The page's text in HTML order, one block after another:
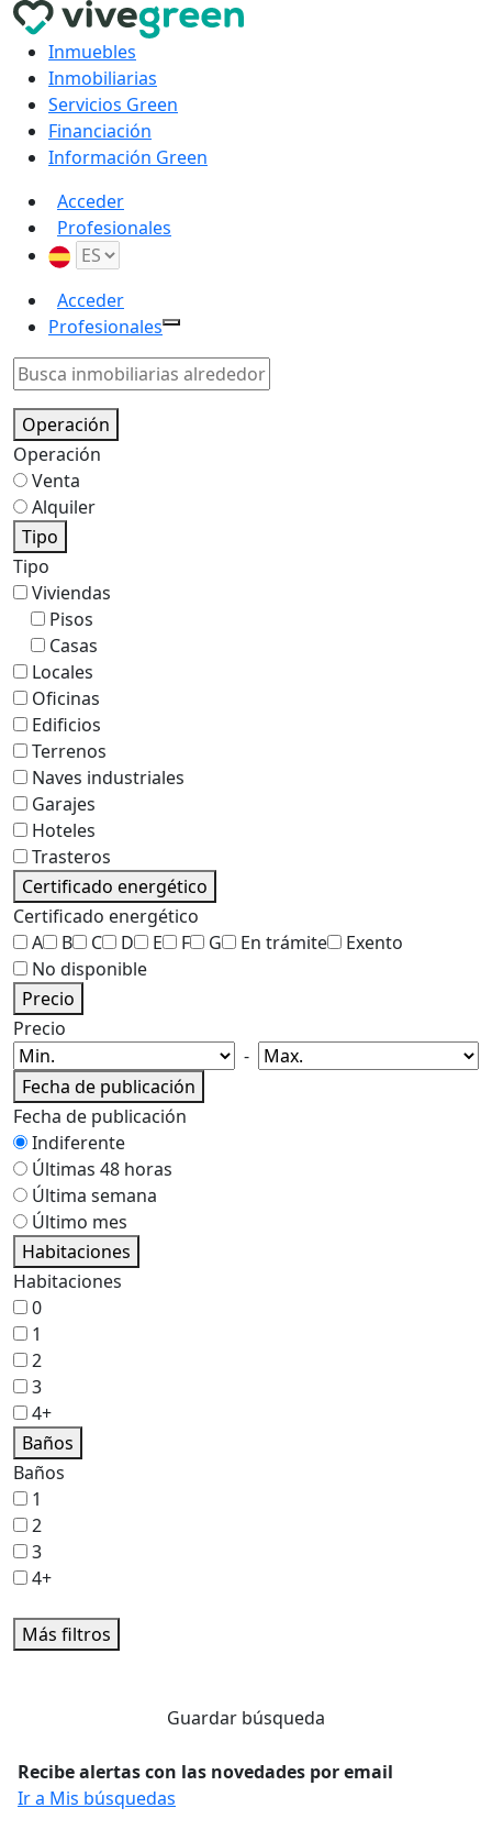
Inmuebles
Inmobiliarias
Servicios Green
Financiación
Información Green
Acceder
Profesionales
Acceder
Profesionales
Operación
Operación
Venta
Alquiler
Tipo
Tipo
Viviendas
Pisos
Casas
Locales
Oficinas
Edificios
Terrenos
Naves industriales
Garajes
Hoteles
Trasteros
Certificado energético
Certificado energético
A
B C D E F G En trámite
Exento
No disponible
Precio
Precio
-
Fecha de publicación
Fecha de publicación
Indiferente
Últimas 48 horas
Última semana
Último mes
Habitaciones
Habitaciones
0
1
2
3
4+
Baños
Baños
1
2
3
4+
Más filtros
Guardar búsqueda
Recibe alertas con las novedades por email
Ir a Mis búsquedas